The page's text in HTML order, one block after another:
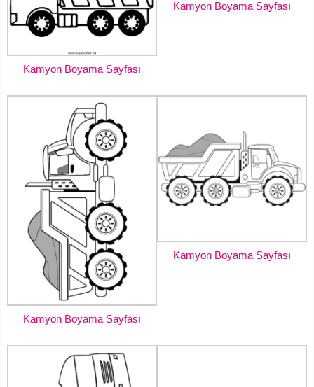
Kamyon Boyama Sayfası
Kamyon Boyama Sayfası
Kamyon Boyama Sayfası
Kamyon Boyama Sayfası